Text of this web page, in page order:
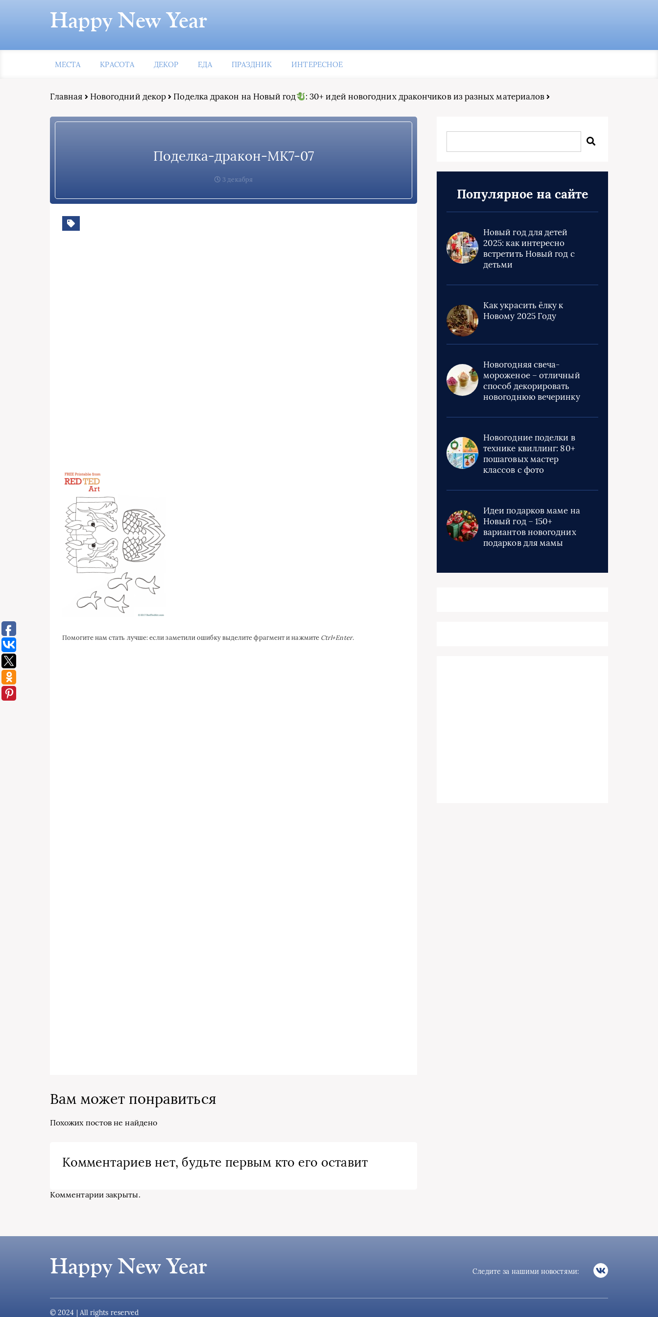
Happy New Year
МЕСТА КРАСОТА ДЕКОР ЕДА ПРАЗДНИК ИНТЕРЕСНОЕ
Главная Новогодний декор Поделка дракон на Новый год : 30+ идей новогодних дракончиков из разных материалов
Поделка-дракон-МК7-07
3 декабря
Помогите нам стать лучше: если заметили ошибку выделите фрагмент и нажмите Ctrl+Enter.
Вам может понравиться
Похожих постов не найдено
Комментариев нет, будьте первым кто его оставит
Комментарии закрыты.
Популярное на сайте
Новый год для детей
2025: как интересно
встретить Новый год с
детьми
Как украсить ёлку к
Новому 2025 Году
Новогодняя свеча-
мороженое – отличный
способ декорировать
новогоднюю вечеринку
Новогодние поделки в
технике квиллинг: 80+
пошаговых мастер
классов с фото
Идеи подарков маме на
Новый год – 150+
вариантов новогодних
подарков для мамы
Happy New Year Следите за нашими новостями:
© 2024 | All rights reserved